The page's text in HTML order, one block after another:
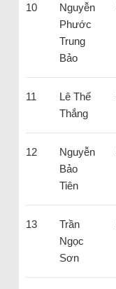
10
Nguyễn
Phước
Trung
Bảo
11
Lê Thế
Thắng
12
Nguyễn
Bảo
Tiên
13
Trần
Ngọc
Sơn